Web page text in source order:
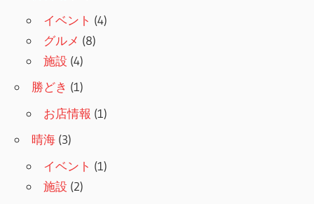
ョ
ン
イベント (4)
グルメ (8)
施設 (4)
勝どき (1)
お店情報 (1)
晴海 (3)
イベント (1)
施設 (2)